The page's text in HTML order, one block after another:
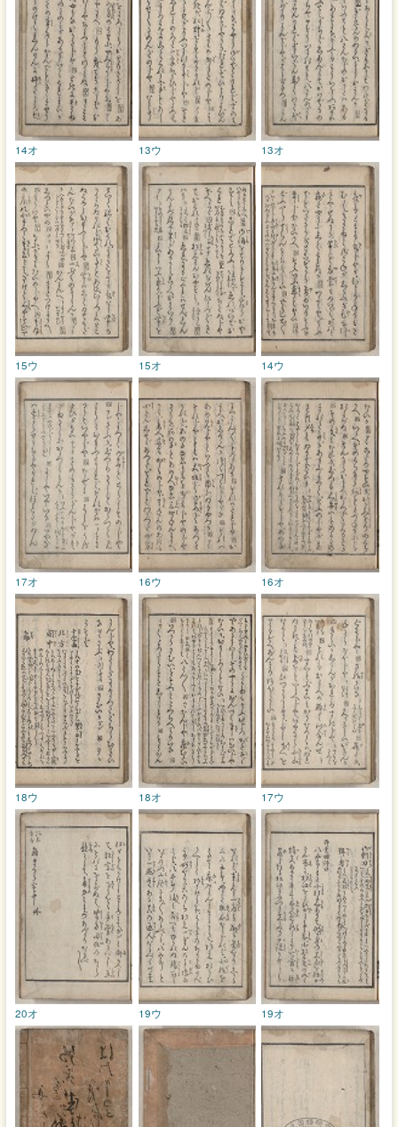
13オ
13ウ
14オ
14ウ
15オ
15ウ
16オ
16ウ
17オ
17ウ
18オ
18ウ
19オ
19ウ
20オ